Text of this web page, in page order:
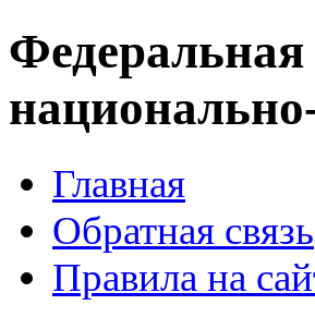
Федеральная
Главная
Обратная связь
Правила на